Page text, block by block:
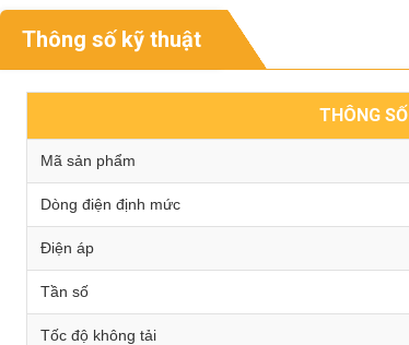
Thông số kỹ thuật
THÔNG SỐ
Mã sản phẩm
Dòng điện định mức
Điện áp
Tần số
Tốc độ không tải